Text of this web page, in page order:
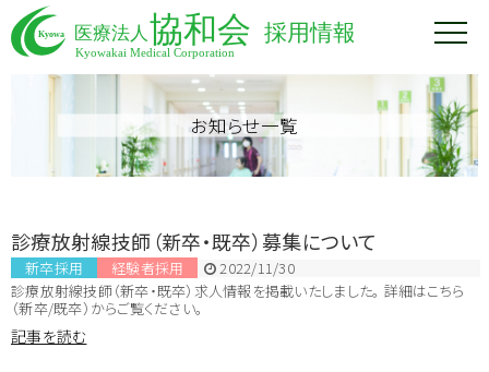
お知らせ一覧
診療放射線技師（新卒・既卒）募集について
新卒採用 経験者採用
2022/11/30
診療放射線技師（新卒・既卒）求人情報を掲載いたしました。 詳細はこちら
（新卒/既卒）からご覧ください。
記事を読む